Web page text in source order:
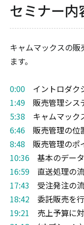
セミナー内
キャムマックスの
ます。
0:00 イントロダク
1:49 販売管理シス
5:38 キャムマック
6:46 販売管理の位
8:48 販売管理のポ
10:36 基本のデー
16:59 直送処理の
17:43 受注発注の
18:42 委託販売を
19:21 売上予算に